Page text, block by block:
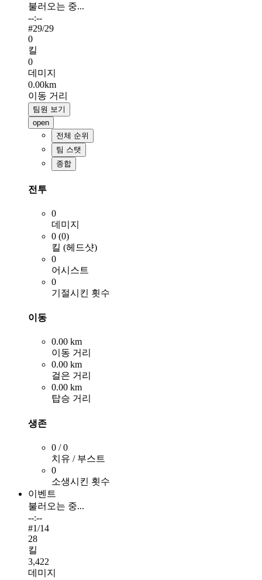
불러오는 중...
--:--
#29/29
0
킬
0
데미지
0.00km
이동 거리
팀원 보기
open
전체 순위
팀 스탯
종합
전투
0
데미지
0 (0)
킬 (헤드샷)
0
어시스트
0
기절시킨 횟수
이동
0.00 km
이동 거리
0.00 km
걸은 거리
0.00 km
탑승 거리
생존
0 / 0
치유 / 부스트
0
소생시킨 횟수
이벤트
불러오는 중...
--:--
#1/14
28
킬
3,422
데미지